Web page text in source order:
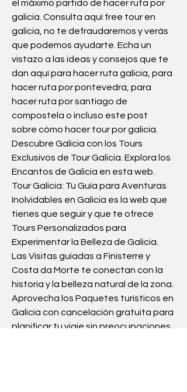
el máximo partido de hacer ruta por
galicia. Consulta aquí free tour en
galicia, no te defraudaremos y verás
que podemos ayudarte. Echa un
vistazo a las ideas y consejos que te
dan aquí para hacer ruta galicia, para
hacer ruta por pontevedra, para
hacer ruta por santiago de
compostela o incluso este post
sobre cómo hacer tour por galicia.
Descubre Galicia con los Tours
Exclusivos de Tour Galicia. Explora los
Encantos de Galicia en esta web.
Tour Galicia: Tu Guía para Aventuras
Inolvidables en Galicia es la web que
tienes que seguir y que te ofrece
Tours Personalizados para
Experimentar la Belleza de Galicia.
Las Visitas guiadas a Finisterre y
Costa da Morte te conectan con la
historia y la belleza natural de la zona.
Aprovecha los Paquetes turísticos en
Galicia con cancelación gratuita para
planificar tu viaje sin preocupaciones.